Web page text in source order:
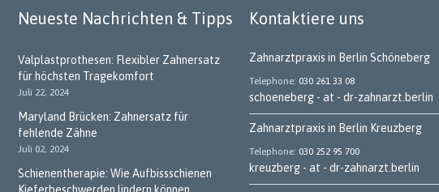
Neueste Nachrichten & Tipps
Valplastprothesen: Flexibler Zahnersatz
für höchsten Tragekomfort
Juli 22, 2024
Maryland Brücken: Zahnersatz für
fehlende Zähne
Juli 02, 2024
Schienentherapie: Wie Aufbissschienen
Kontaktiere uns
Zahnarztpraxis in Berlin Schöneberg
Telephone 030 261 33 08
schoeneberg - at - dr-zahnarzt.berlin
Zahnarztpraxis in Berlin Kreuzberg
Telephone 030 252 95 700
kreuzberg - at - dr-zahnarzt.berlin